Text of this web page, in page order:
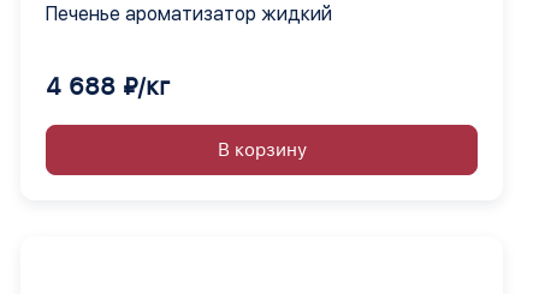
Печенье ароматизатор жидкий
4 688 ₽/кг
В корзину